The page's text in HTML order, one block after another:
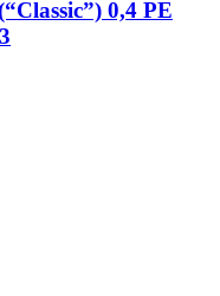
0,4 PE